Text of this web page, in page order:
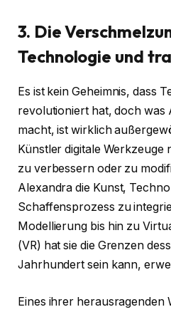
3. Die
Technologie und
Es ist kein Geheimnis, dass
revolutioniert hat, doch was
macht, ist wirklich
Künstler digitale
zu verbessern oder zu
Alexandra die Kunst,
Schaffensprozess zu
Modellierung bis hin zu
(VR) hat sie die Grenzen
Jahrhundert sein kann,
Eines ihrer herausragenden